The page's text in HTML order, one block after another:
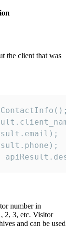
the client that was
number in
2, 3, etc. Visitor
and can be used